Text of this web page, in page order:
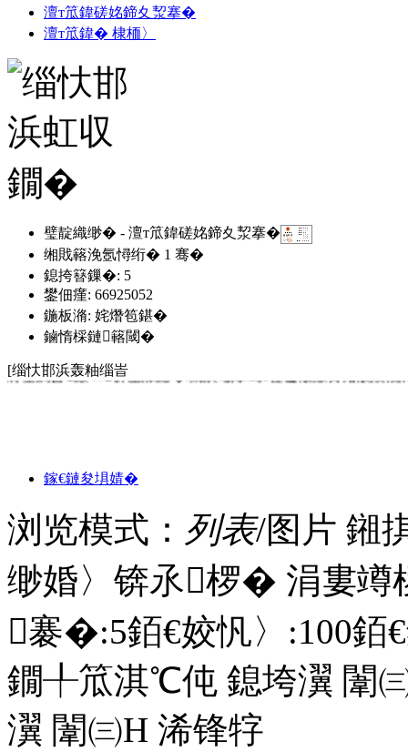
澶т笟鍏磋姳鍗夊洯搴�
澶т笟鍏� 棣栭〉
璧靛織缈� - 澶т笟鍏磋姳鍗夊洯搴�
缃戝簵浼氬憳绗� 1 骞�
鎴挎簮鏁�: 5
鐢佃瘽: 66925052
鍦板潃: 姹熸笣鍖�
鏀惰棌鏈簵閾�
[缁忕邯浜轰粙缁峕
锛屾槸閲嶅簡甯傛渶澶х殑浜屾墜鎴夸唬鐞嗗叕鍙镐箣涓€锛
嶅姟瀹楁棬--鍊惧姏寮€鎷撲竴鏉℃湇鍔′笓涓氬寲锛岀粡钀ヨ
鎴夸氦鏄撴湇鍔°€備粠浜嬫埧灞嬬璧侊紝涔板崠锛屼唬鐞
嶈垂鐧昏鍜ㄨ锛岀湅鎴�.涓洪噸搴嗚€佺櫨濮撴彁渚涙渶
鎵€鏈夋埧婧�
浏览模式： 列表/图片 鎺
缈婚〉锛氶椤� 涓婁
褰�:5銆€姣忛〉:100銆
鐗╀笟淇℃伅 鎴垮瀷 闈
瀷 闈㈢Н 浠锋牸